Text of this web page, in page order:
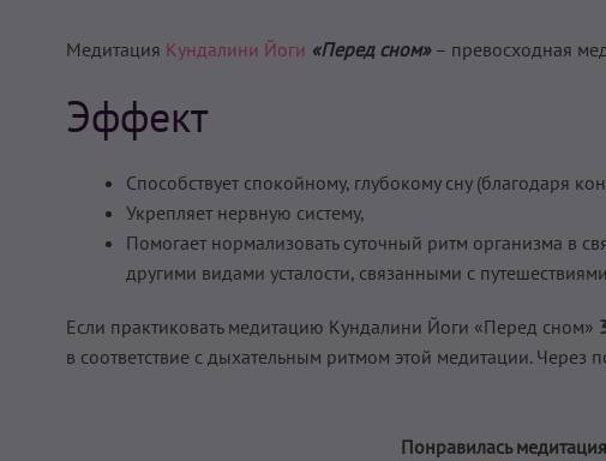
Медитация Кундалини Йоги «Перед сном»– превосходная
Эффект
Способствует спокойному, глубокому сну (благодаря
Укрепляет нервную систему,
Помогает нормализовать суточный ритм организма в
другими видами усталости, связанными с
Если практиковать медитацию Кундалини Йоги «Перед сном»
в соответствие с дыхательным ритмом этой медитации. Через
Понравилась